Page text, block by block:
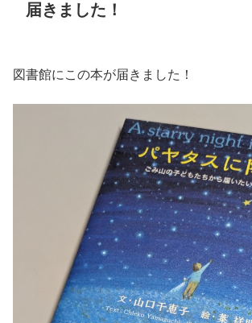
届きました！
図書館にこの本が届きました！